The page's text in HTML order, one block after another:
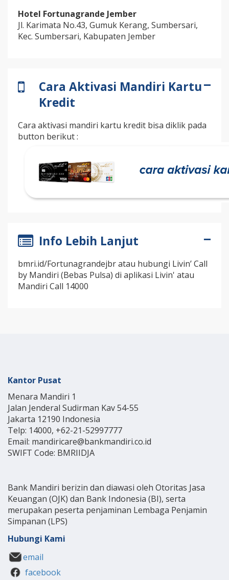
Hotel Fortunagrande Jember
Jl. Karimata No.43, Gumuk Kerang, Sumbersari,
Kec. Sumbersari, Kabupaten Jember
Cara Aktivasi Mandiri Kartu
Kredit
Cara aktivasi mandiri kartu kredit bisa diklik pada
button berikut :
Info Lebih Lanjut
bmri.id/Fortunagrandejbr atau hubungi Livin’ Call
by Mandiri (Bebas Pulsa) di aplikasi Livin' atau
Mandiri Call 14000
Kantor Pusat
Menara Mandiri 1
Jalan Jenderal Sudirman Kav 54-55
Jakarta 12190 Indonesia
Telp: 14000, +62-21-52997777
Email: mandiricare@bankmandiri.co.id
SWIFT Code: BMRIIDJA
Bank Mandiri berizin dan diawasi oleh Otoritas Jasa
Keuangan (OJK) dan Bank Indonesia (BI), serta
merupakan peserta penjaminan Lembaga Penjamin
Simpanan (LPS)
Hubungi Kami
email
facebook